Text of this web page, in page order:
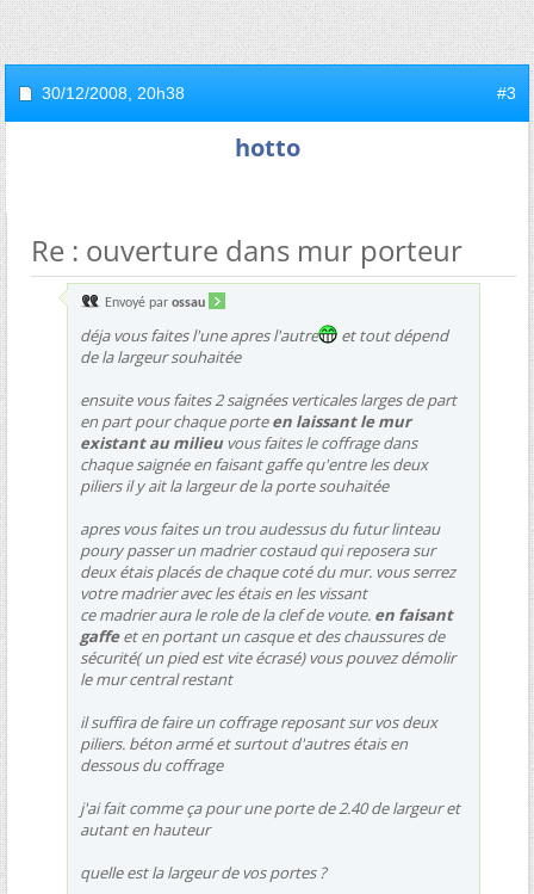
30/12/2008, 20h38 #3
hotto
Re : ouverture dans mur porteur
Envoyé par ossau
déja vous faites l'une apres l'autre
et tout dépend
de la largeur souhaitée
ensuite vous faites 2 saignées verticales larges de part
en part pour chaque porteen laissant le mur
existant au milieuvous faites le coffrage dans
chaque saignée en faisant gaffe qu'entre les deux
piliers il y ait la largeur de la porte souhaitée
apres vous faites un trou audessus du futur linteau
poury passer un madrier costaud qui reposera sur
deux étais placés de chaque coté du mur. vous serrez
votre madrier avec les étais en les vissant
ce madrier aura le role de la clef de voute. en faisant
gaffeet en portant un casque et des chaussures de
sécurité( un pied est vite écrasé) vous pouvez démolir
le mur central restant
il suffira de faire un coffrage reposant sur vos deux
piliers. béton armé et surtout d'autres étais en
dessous du coffrage
j'ai fait comme ça pour une porte de 2.40 de largeur et
autant en hauteur
quelle est la largeur de vos portes ?